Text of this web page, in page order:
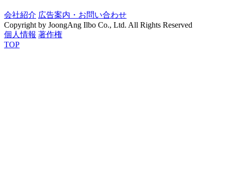
会社紹介 広告案内・お問い合わせ
Copyright by JoongAng Ilbo Co., Ltd. All Rights Reserved
個人情報 著作権
TOP